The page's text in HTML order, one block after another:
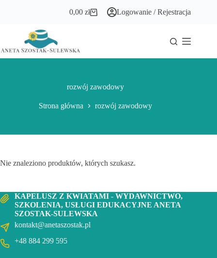
Koszyk
0,00zł Logowanie / Rejestracja
rozwój zawodowy
Strona główna rozwój zawodowy
Nie znaleziono produktów, których szukasz.
KAPELUSZ Z KWIATAMI - WYDAWNICTWO,
SZKOLENIA, USŁUGI EDUKACYJNE ANETA
SZOSTAK-SULEWSKA
kontakt@anetaszostak.pl
+48 884 299 595